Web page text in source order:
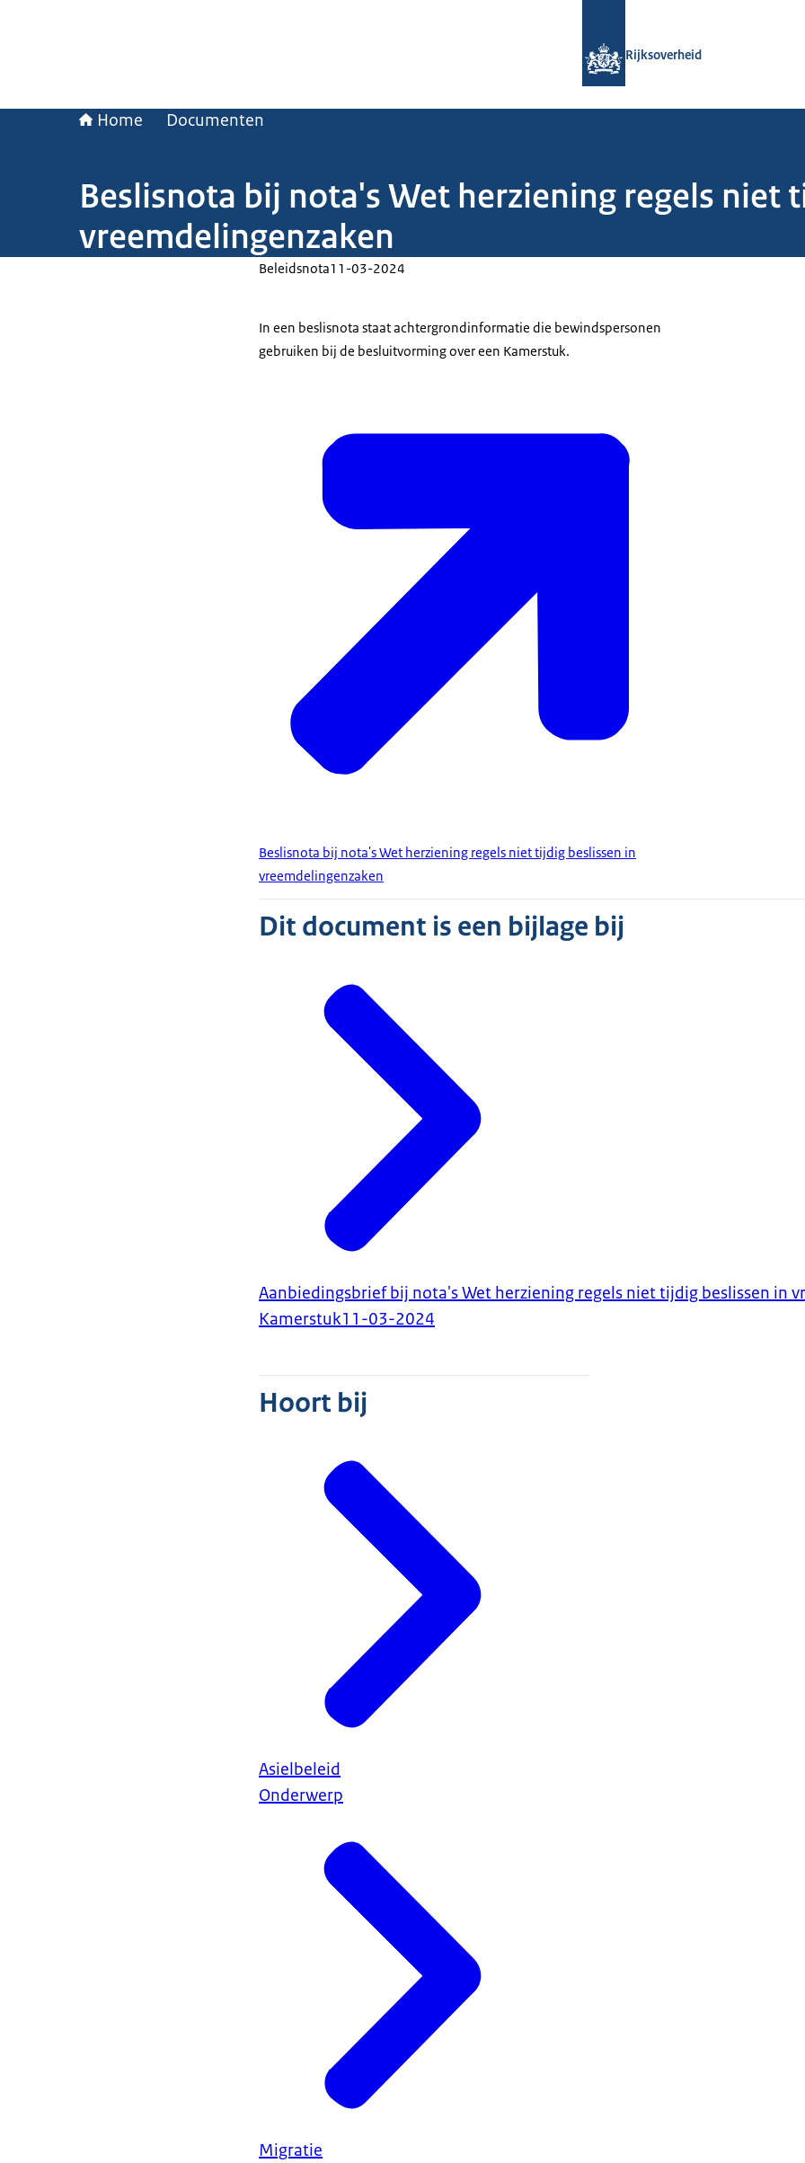
Rijksoverheid
Home Documenten
Beslisnota bij nota's Wet herziening regels niet
vreemdelingenzaken
Beleidsnota11-03-2024
In een beslisnota staat achtergrondinformatie die bewindspersonen
gebruiken bij de besluitvorming over een Kamerstuk.
Beslisnota bij nota's Wet herziening regels niet tijdig beslissen in
vreemdelingenzaken
Dit document is een bijlage bij
Aanbiedingsbrief bij nota's Wet herziening regels niet tijdig beslissen in
Kamerstuk11-03-2024
Hoort bij
Asielbeleid
Onderwerp
Migratie